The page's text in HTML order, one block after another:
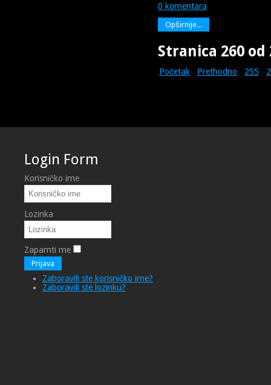
0 komentara
Opširnije...
Stranica 260 od
Početak Prethodno 255
Login Form
Korisničko ime
Lozinka
Zapamti me
Prijava
Zaboravili ste korisničko ime?
Zaboravili ste lozinku?